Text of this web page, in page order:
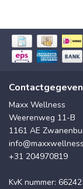
Maxx Wellness
Weerenweg 11-B
1161 AE
+31 204970819
KvK nummer: